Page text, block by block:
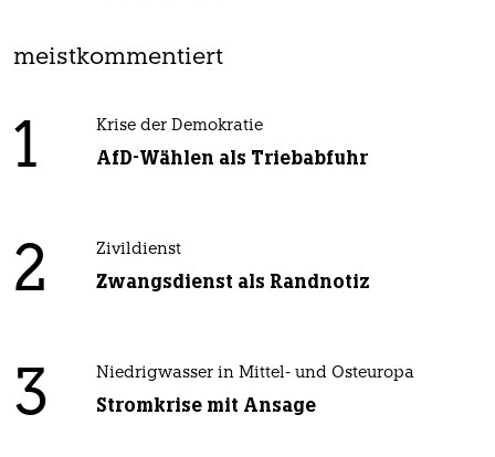
meistkommentiert
1 Krise der Demokratie
AfD-Wählen als Triebabfuhr
2 Zivildienst
Zwangsdienst als Randnotiz
3 Niedrigwasser in Mittel- und Osteuropa
Stromkrise mit Ansage